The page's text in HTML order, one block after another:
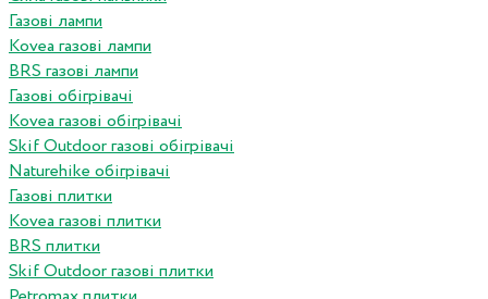
Газові лампи
Kovea газові лампи
BRS газові лампи
Газові обігрівачі
Kovea газові обігрівачі
Skif Outdoor газові обігрівачі
Naturehike обігрівачі
Газові плитки
Kovea газові плитки
BRS плитки
Skif Outdoor газові плитки